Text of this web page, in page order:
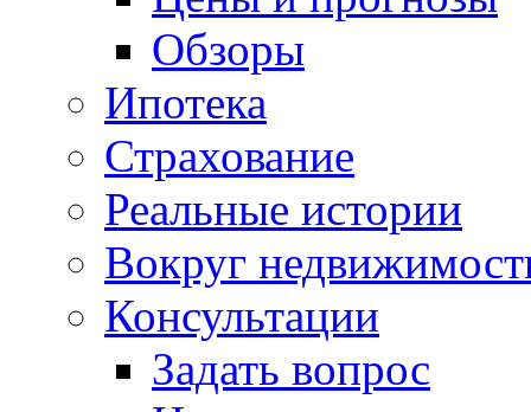
Обзоры
Ипотека
Страхование
Реальные истории
Вокруг
Консультации
Задать вопрос